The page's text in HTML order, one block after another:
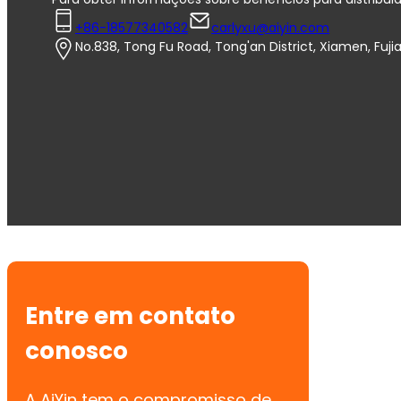
+86-18577340582
carlyxu@aiyin.com
No.838, Tong Fu Road, Tong'an District, Xiamen,
Entre em contato
conosco